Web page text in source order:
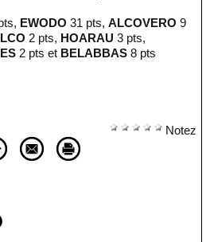
EWODO 31 pts, ALCOVERO 9
2 pts, HOARAU 3 pts,
2 pts et BELABBAS 8 pts
Notez